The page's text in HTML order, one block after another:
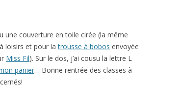
une couverture en toile cirée (la même
à loisirs et pour latrousse à bobos envoyée
Miss Fil). Sur le dos, j’ai cousu la lettre L
panier… Bonne rentrée des classes à